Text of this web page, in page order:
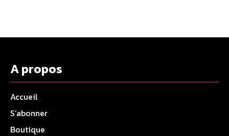
A propos
Accueil
S’abonner
Boutique